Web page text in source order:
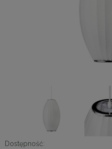
Dostępność: